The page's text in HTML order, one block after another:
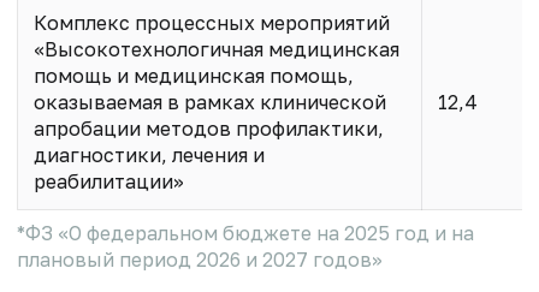
Комплекс процессных мероприятий
«Высокотехнологичная медицинская
помощь и медицинская помощь,
оказываемая в рамках клинической
апробации методов профилактики,
диагностики, лечения и
реабилитации»
12,4
*ФЗ «О федеральном бюджете на 2025 год и на
плановый период 2026 и 2027 годов»